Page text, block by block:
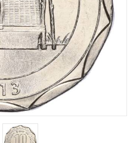
(с 1999 года)
монеты СССР и России
(Unusual)